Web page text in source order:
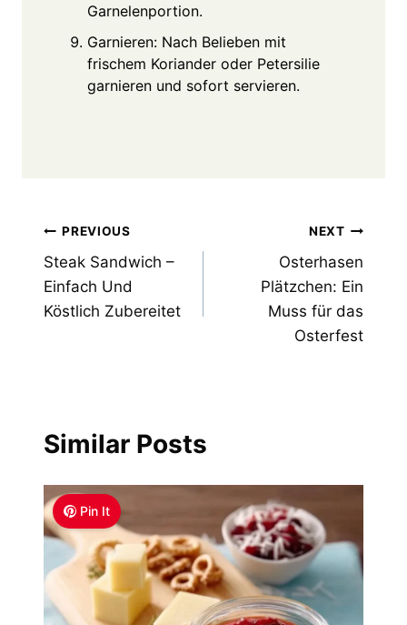
Garnelenportion.
Garnieren: Nach Belieben mit
frischem Koriander oder Petersilie
garnieren und sofort servieren.
Post
navigation
PREVIOUS
Steak Sandwich –
Einfach Und
Köstlich Zubereitet
NEXT
Osterhasen
Plätzchen: Ein
Muss für das
Osterfest
Similar Posts
Pin It